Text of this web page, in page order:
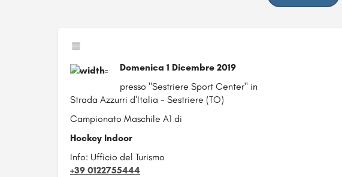
Domenica 1 Dicembre 2019
presso "Sestriere Sport Center" in
Strada Azzurri d'Italia - Sestriere (TO)
Campionato Maschile A1 di
Hockey Indoor
Info: Ufficio del Turismo
+39 0122755444